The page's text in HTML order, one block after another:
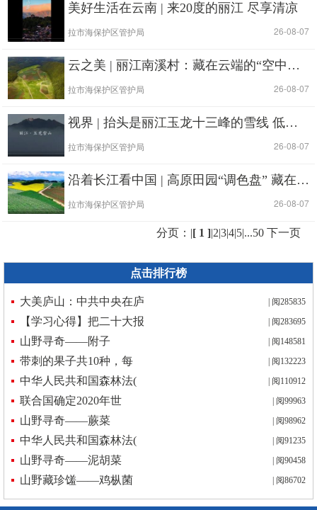
美好生活在云南 | 来20度的丽江 尽享清凉
拉市海保护区管护局 | 26-08-07
云之美 | 丽江南溪村：藏在云端的“空中花园”
拉市海保护区管护局 | 26-08-07
视界 | 抬头是丽江玉龙十三峰的雪线 低头是叶片上的高原阳光
拉市海保护区管护局 | 26-08-07
沿着长江看中国 | 高原田园“调色盘” 藏在丽江太安乡
拉市海保护区管护局 | 26-08-07
分页：|[ 1 ]|2|3|4|5|...50 下一页
点击排行榜
大美庐山：中共中央在庐 | 阅285835
【学习心得】把二十大报 | 阅283695
山野寻奇——附子 | 阅148581
带刺的果子共10种，每 | 阅132223
中华人民共和国森林法( | 阅110912
联合国确定2020年世 | 阅99963
山野寻奇——蕨菜 | 阅98962
中华人民共和国森林法( | 阅91235
山野寻奇——泥胡菜 | 阅90458
山野藏珍馐——鸡枞菌 | 阅86702